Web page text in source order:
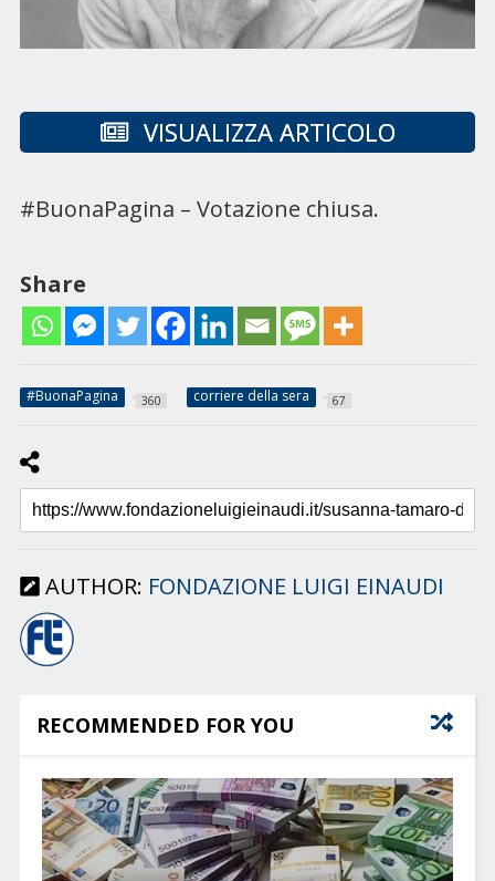
VISUALIZZA ARTICOLO
#BuonaPagina – Votazione chiusa.
Share
#BuonaPagina 360 corriere della sera 67
AUTHOR: FONDAZIONE LUIGI EINAUDI
RECOMMENDED FOR YOU